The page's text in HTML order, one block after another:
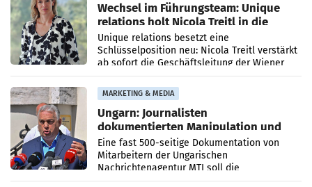
Wechsel im Führungsteam: Unique
relations holt Nicola Treitl in die
Geschäftsleitung
Unique relations besetzt eine
Schlüsselposition neu: Nicola Treitl verstärkt
ab sofort die Geschäftsleitung der Wiener
PR-Agentur an der Seite von Josef Kalina und
Anna Kalina-Mahr.
MARKETING & MEDIA
Ungarn: Journalisten
dokumentierten Manipulation und
Zensur
Eine fast 500-seitige Dokumentation von
Mitarbeitern der Ungarischen
Nachrichtenagentur MTI soll die
systematische Nachrichten-Manipulation und